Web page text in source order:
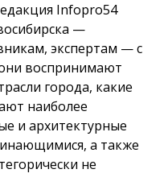
Infopro54
—
экспертам — с
воспринимают
города, какие
наиболее
и архитектурные
а также
не